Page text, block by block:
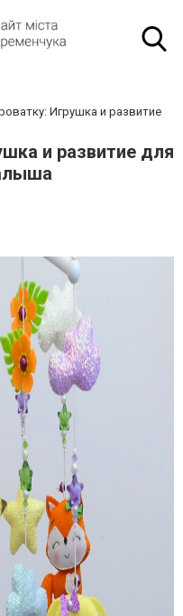
Игрушка и развитие
и развитие для